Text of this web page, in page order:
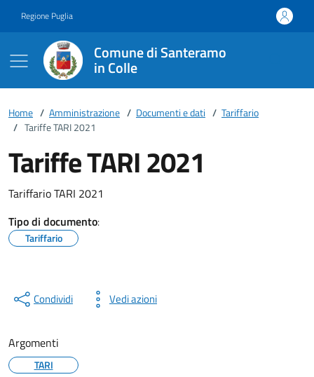
Regione Puglia
Comune di Santeramo
in Colle
Home / Amministrazione / Documenti e dati / Tariffario
/ Tariffe TARI 2021
Tariffe TARI 2021
Tariffario TARI 2021
Tipo di documento:
Tariffario
Condividi Vedi azioni
Argomenti
TARI